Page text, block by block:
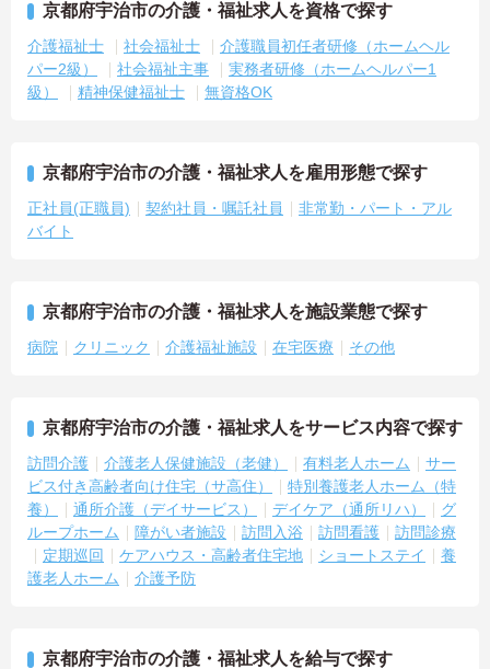
京都府宇治市の介護・福祉求人を資格で探す
介護福祉士 社会福祉士
介護職員初任者研修（ホームヘル
パー2級）
社会福祉主事
実務者研修（ホームヘルパー1
級）
精神保健福祉士 無資格OK
京都府宇治市の介護・福祉求人を雇用形態で探す
正社員(正職員) 契約社員・嘱託社員
非常勤・パート・アル
バイト
京都府宇治市の介護・福祉求人を施設業態で探す
病院 クリニック 介護福祉施設 在宅医療 その他
京都府宇治市の介護・福祉求人をサービス内容で探す
訪問介護 介護老人保健施設（老健） 有料老人ホーム
サー
ビス付き高齢者向け住宅（サ高住）
特別養護老人ホーム（特
養）
通所介護（デイサービス） デイケア（通所リハ）
グ
ループホーム
障がい者施設 訪問入浴 訪問看護
訪問診療
定期巡回
ケアハウス・高齢者住宅地 ショートステイ
養
護老人ホーム
介護予防
京都府宇治市の介護・福祉求人を給与で探す